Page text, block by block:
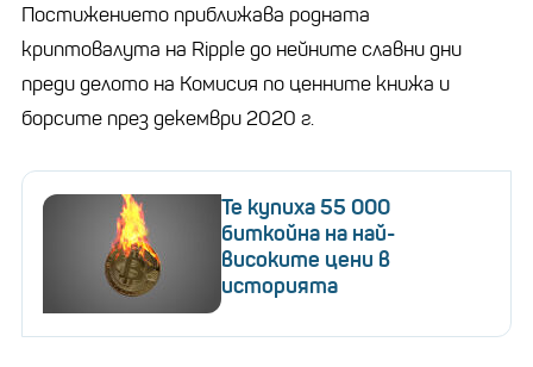
Постижението приближава родната
криптовалута на Ripple до нейните славни дни
преди делото на Комисия по ценните книжа и
борсите през декември 2020 г.
Те купиха 55 000
биткойна на най-
високите цени в
историята